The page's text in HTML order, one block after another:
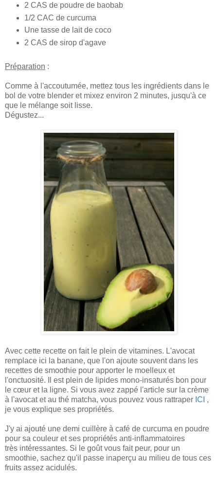
2 CAS de poudre de baobab
1/2 CAC de curcuma
Une tasse de lait de coco
2 CAS de sirop d'agave
Préparation :
Comme à l'accoutumée, mettez tous les ingrédients dans le
bol de votre blender et mixez environ 2 minutes, jusqu'à ce
que le mélange soit lisse.
Dégustez...
Avec cette recette on fait le plein de vitamines. L'avocat
remplace ici la banane, que l'on ajoute souvent dans les
recettes de smoothie pour apporter le moelleux et
l'onctuosité. Il est plein de lipides mono-insaturés bon pour
le cœur et la ligne. Si vous avez zappé l'article sur la crème
à l'avocat et au thé matcha, vous pouvez vous rattraper ICI ,
je vous explique ses propriétés.
J'y ai ajouté une demi cuillère à café de curcuma en poudre
pour sa couleur et ses propriétés anti-inflammatoires
très intéressantes. Si le goût vous fait peur, pour un
smoothie, sachez qu'il passe inaperçu au milieu de tous ces
fruits assez acidulés.